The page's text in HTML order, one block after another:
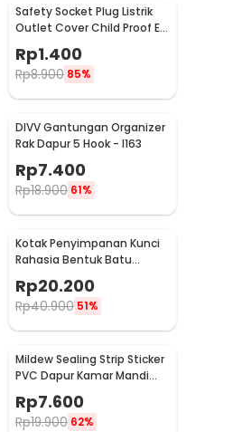
Safety Socket Plug Listrik
Outlet Cover Child Proof EU
1 PCS
Rp1.400
Rp8.900 85%
DIVV Gantungan Organizer
Rak Dapur 5 Hook - I163
Rp7.400
Rp18.900 61%
Kotak Penyimpanan Kunci
Rahasia Bentuk Batu
Hidden Key Box - B0521
Rp20.200
Rp40.900 51%
Mildew Sealing Strip Sticker
PVC Dapur Kamar Mandi
3.7cmx3.2M
Rp7.600
Rp19.900 62%